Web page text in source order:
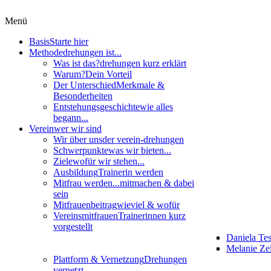
Menü
BasisStarte hier
Methodedrehungen ist...
Was ist das?drehungen kurz erklärt
Warum?Dein Vorteil
Der UnterschiedMerkmale &
Besonderheiten
Entstehungsgeschichtewie alles
begann...
Vereinwer wir sind
Wir über unsder verein-drehungen
Schwerpunktewas wir bieten...
Zielewofür wir stehen...
AusbildungTrainerin werden
Mitfrau werden...mitmachen & dabei
sein
Mitfrauenbeitragwieviel & wofür
VereinsmitfrauenTrainerinnen kurz
vorgestellt
Daniela
Melanie
Plattform & VernetzungDrehungen